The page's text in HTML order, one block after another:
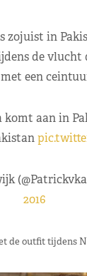
zojuist in
de
een
aan in
2016
de outfit tijdens